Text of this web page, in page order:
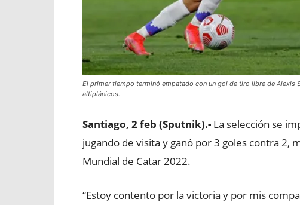
El primer tiempo terminó empatado con un gol de tiro libre de Alexis
altiplánicos.
Santiago, 2 feb (Sputnik).- La selección se
jugando de visita y ganó por 3 goles contra 2,
Mundial de Catar 2022.
“Estoy contento por la victoria y por mis